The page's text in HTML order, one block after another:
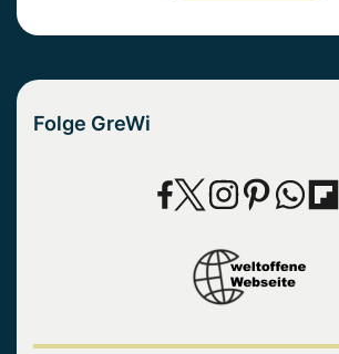
Folge GreWi